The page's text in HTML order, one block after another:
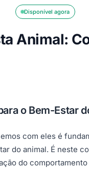
Disponível agora
Animal:
o Bem-Estar
com eles é
do animal. É neste
do